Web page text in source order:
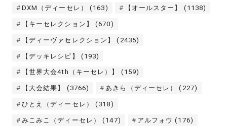
DXM（ディーセレ） (163) 【オールスター】 (1138)
【キーセレクション】 (670)
【ディーヴァセレクション】 (2435)
【デッキレシピ】 (193)
【世界大会4th（キーセレ）】 (159)
【大会結果】 (3766) あきら（ディーセレ） (227)
ひとえ（ディーセレ） (318)
みこみこ（ディーセレ） (147) アルフォウ (176)